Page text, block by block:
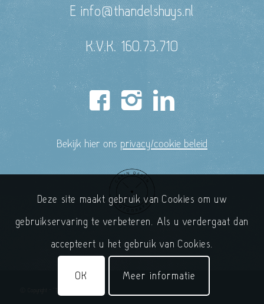
E info@thandelshuys.nl
K.V.K. 160.73.710
Bekijk hier ons privacy/cookie beleid
Deze site maakt gebruik van Cookies om uw
gebruikservaring te verbeteren. Als u verdergaat dan
accepteert u het gebruik van Cookies.
OK Meer informatie